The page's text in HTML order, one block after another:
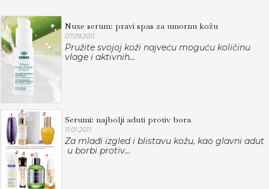
Nuxe serum: pravi spas za umornu kožu
07.09.2011.
Pružite svojoj koži najveću moguću količinu
vlage i aktivnih...
Serumi: najbolji aduti protiv bora
11.01.2011.
Za mlađi izgled i blistavu kožu, kao glavni adut
u borbi protiv...